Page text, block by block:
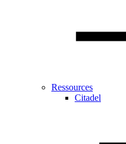
Ressources
Citadel